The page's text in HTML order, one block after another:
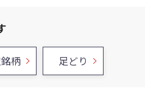
柄 足どり